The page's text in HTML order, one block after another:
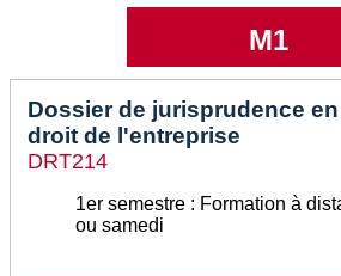
M1
Dossier de jurisprudence en
droit de l'entreprise
DRT214
1er semestre : Formation à
ou samedi